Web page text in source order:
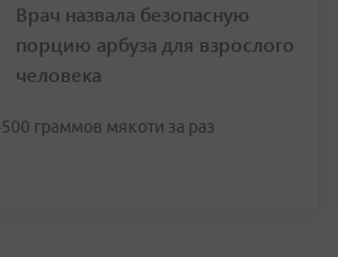
Врач назвала безопасную
порцию арбуза для взрослого
человека
граммов мякоти за раз